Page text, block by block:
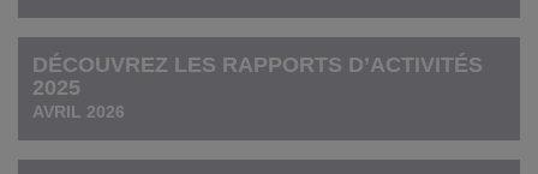
DÉCOUVREZ LES RAPPORTS D’ACTIVITÉS
2025
AVRIL 2026